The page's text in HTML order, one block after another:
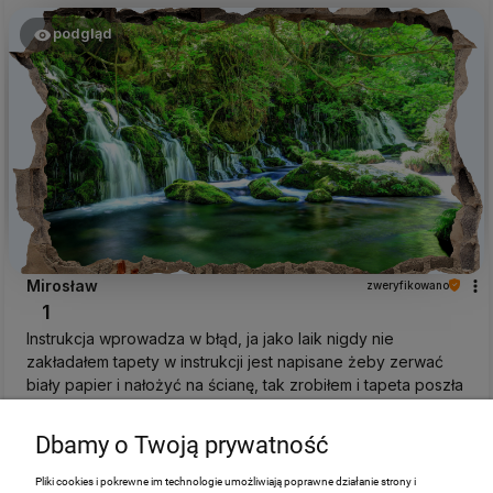
podgląd
Mirosław zweryfikowano
1
Instrukcja wprowadza w błąd, ja jako laik nigdy nie
zakładałem tapety w instrukcji jest napisane żeby zerwać
biały papier i nałożyć na ścianę, tak zrobiłem i tapeta poszła
Dbamy o Twoją prywatność
Pliki cookies i pokrewne im technologie umożliwiają poprawne działanie strony i